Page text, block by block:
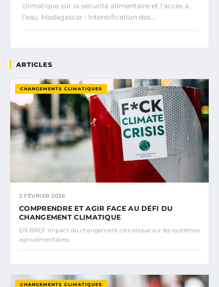
climatique sur la sécurité alimentaire et l’accès à
l’eau. Madagascar : Intensification des…
ARTICLES
CHANGEMENTS CLIMATIQUES
2 FÉVRIER 2026
COMPRENDRE ET AGIR FACE AU DÉFI DU
CHANGEMENT CLIMATIQUE
EN BREF Impact du changement climatique sur les systèmes
agroalimentaires.
CHANGEMENTS CLIMATIQUES